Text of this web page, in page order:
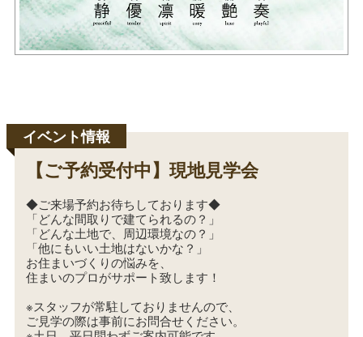
【ご予約受付中】現地見学会
◆ご来場予約お待ちしております◆
「どんな間取りで建てられるの？」
「どんな土地で、周辺環境なの？」
「他にもいい土地はないかな？」
お住まいづくりの悩みを、
住まいのプロがサポート致します！
※スタッフが常駐しておりませんので、
ご見学の際は事前にお問合せください。